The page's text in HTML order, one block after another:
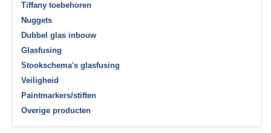
Tiffany toebehoren
Nuggets
Dubbel glas inbouw
Glasfusing
Stookschema's glasfusing
Veiligheid
Paintmarkers/stiften
Overige producten